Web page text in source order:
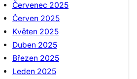
Červenec 2025
Červen 2025
Květen 2025
Duben 2025
Březen 2025
Leden 2025